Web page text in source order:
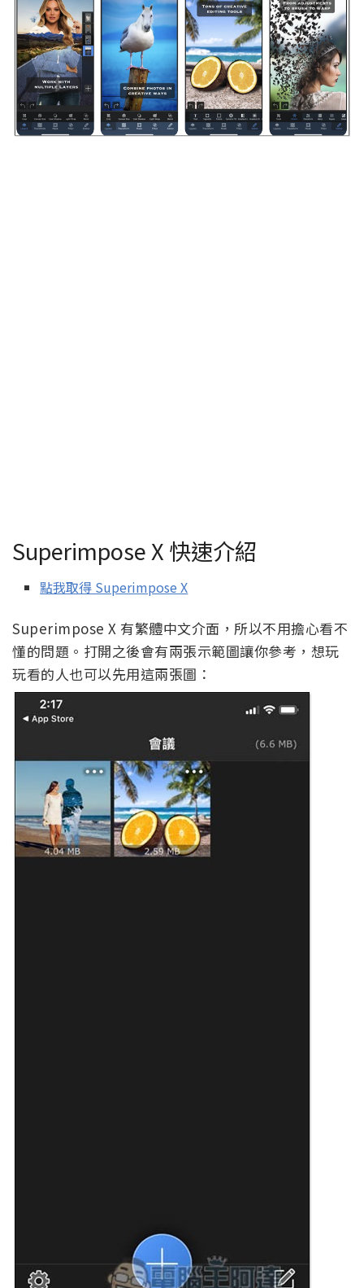
Superimpose X 快速介紹
點我取得 Superimpose X
Superimpose X 有繁體中文介面，所以不用擔心看不
懂的問題。打開之後會有兩張示範圖讓你參考，想玩
玩看的人也可以先用這兩張圖：